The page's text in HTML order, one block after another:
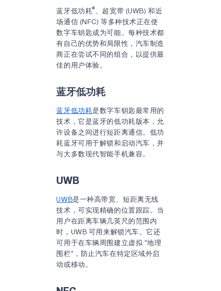
蓝牙低功耗®
、超宽带 (UWB) 和近
场通信 (NFC) 等多种技术正在使
数字车钥匙成为可能。每种技术都
有自己的优势和局限性，汽车制造
商正在尝试不同的组合，以提供最
佳的用户体验。
蓝牙低功耗
蓝牙低功耗是数字车钥匙最常用的
技术，它是蓝牙的低功耗版本，允
许设备之间进行短距离通信。低功
耗蓝牙可用于解锁和启动汽车，并
与大多数现代智能手机兼容。
UWB
UWB是一种高带宽、短距离无线
技术，可实现精确的位置跟踪。当
用户在距离车辆几英尺的范围内
时，UWB 可用来解锁汽车。它还
可用于在车辆周围建立虚拟 "地理
围栏"，防止汽车在特定区域外启
动或移动。